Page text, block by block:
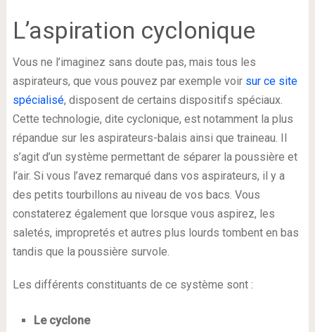
L’aspiration cyclonique
Vous ne l’imaginez sans doute pas, mais tous les
aspirateurs, que vous pouvez par exemple voir sur ce site
spécialisé, disposent de certains dispositifs spéciaux.
Cette technologie, dite cyclonique, est notamment la plus
répandue sur les aspirateurs-balais ainsi que traineau. Il
s’agit d’un système permettant de séparer la poussière et
l’air. Si vous l’avez remarqué dans vos aspirateurs, il y a
des petits tourbillons au niveau de vos bacs. Vous
constaterez également que lorsque vous aspirez, les
saletés, impropretés et autres plus lourds tombent en bas
tandis que la poussière survole.
Les différents constituants de ce système sont :
Le cyclone